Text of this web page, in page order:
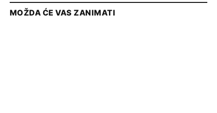
MOŽDA ĆE VAS ZANIMATI